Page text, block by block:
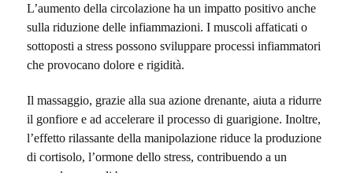
L’aumento della circolazione ha un impatto positivo anche
sulla riduzione delle infiammazioni. I muscoli affaticati o
sottoposti a stress possono sviluppare processi infiammatori
che provocano dolore e rigidità.
Il massaggio, grazie alla sua azione drenante, aiuta a ridurre
il gonfiore e ad accelerare il processo di guarigione. Inoltre,
l’effetto rilassante della manipolazione riduce la produzione
di cortisolo, l’ormone dello stress, contribuendo a un